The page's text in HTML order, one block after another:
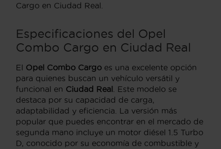
Cargo en Ciudad Real.
Especificaciones del Opel
Combo Cargo en Ciudad Real
El Opel Combo Cargo es una excelente opción
para quienes buscan un vehículo versátil y
funcional en Ciudad Real . Este modelo se
destaca por su capacidad de carga,
adaptabilidad y eficiencia. La versión más
popular que puedes encontrar en el mercado de
segunda mano incluye un motor diésel 1.5 Turbo
D, conocido por su economía de combustible y